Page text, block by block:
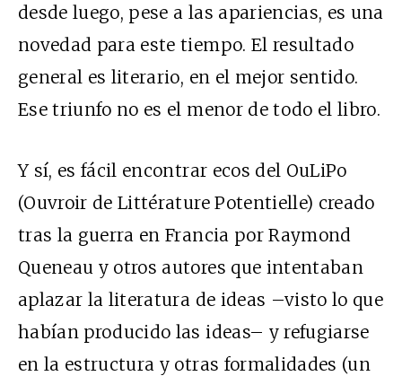
desde luego, pese a las apariencias, es una
novedad para este tiempo. El resultado
general es literario, en el mejor sentido.
Ese triunfo no es el menor de todo el libro.
Y sí, es fácil encontrar ecos del OuLiPo
(Ouvroir de Littérature Potentielle) creado
tras la guerra en Francia por Raymond
Queneau y otros autores que intentaban
aplazar la literatura de ideas –visto lo que
habían producido las ideas– y refugiarse
en la estructura y otras formalidades (un